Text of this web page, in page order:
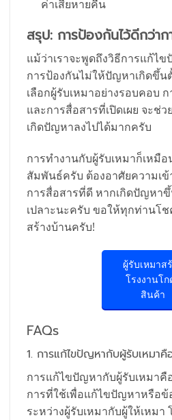
ค่าเสียหายคืน
สรุป: การป้องกันไว้ดีกว่าก
แม้ว่าเราจะพูดถึงวิธีการแก้ไ
การป้องกันไม่ให้ปัญหาเกิดขึ้น
เลือกผู้รับเหมาอย่างรอบคอบ
และการสื่อสารที่เปิดเผย จะช่
เกิดปัญหาลงไปได้มากครับ
การทำงานกับผู้รับเหมาก็เหมื
สัมพันธ์ครับ ต้องอาศัยความเ
การสื่อสารที่ดี หากเกิดปัญหา
เปลาะนะครับ ขอให้ทุกท่านโ
สร้างบ้านครับ!
ผู้รับเหมาส
โรงงานโก
สินค้า
FAQs
1. การแก้ไขปัญหากับผู้รับเหมาคื
การแก้ไขปัญหากับผู้รับเหมาคื
การที่ใช้เพื่อแก้ไขปัญหาหรือข้
ระหว่างผู้รับเหมากับผู้ให้เหม